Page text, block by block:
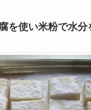
を使い米粉で水分